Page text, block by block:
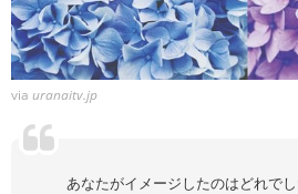
via uranaitv.jp
あなたがイメージしたのはどれで